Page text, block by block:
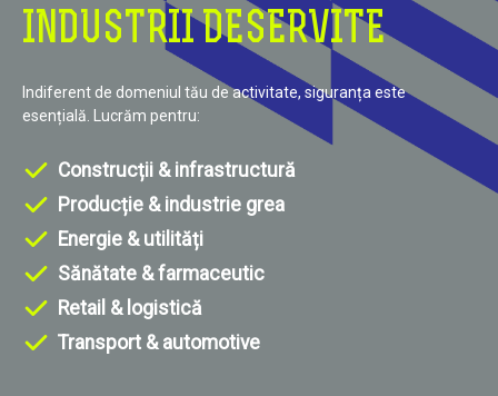
INDUSTRII DESERVITE
Indiferent de domeniul tău de activitate, siguranța este
esențială. Lucrăm pentru:
Construcții & infrastructură
Producție & industrie grea
Energie & utilități
Sănătate & farmaceutic
Retail & logistică
Transport & automotive